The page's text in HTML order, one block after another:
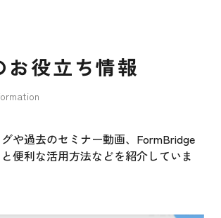
お役立ち情報
や過去のセミナー動画、FormBridge
便利な活用方法などを紹介していま